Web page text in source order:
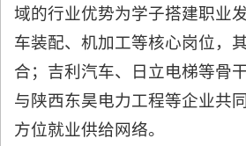
域的行业优势为学子搭建职业
车装配、机加工等核心岗位，
合；吉利汽车、日立电梯等骨
与陕西东昊电力工程等企业共
方位就业供给网络。